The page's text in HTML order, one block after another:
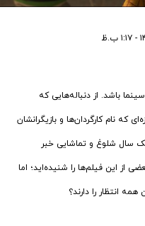
سینما باشد. از دنباله‌هایی که
که نام کارگردان‌ها و بازیگرانشان
سال شلوغ و تماشایی خبر
از این فیلم‌ها را شنیده‌اید؛ اما
انتظار را دارند؟